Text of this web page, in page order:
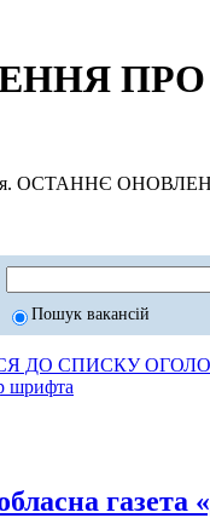
ПРО
ОСТАННЄ
Пошук вакансій
ДО СПИСКУ
шрифта